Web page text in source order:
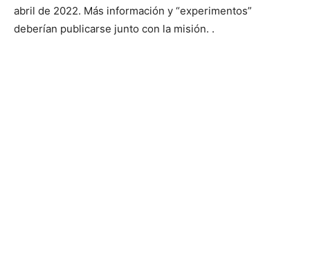
abril de 2022. Más información y “experimentos”
deberían publicarse junto con la misión. .